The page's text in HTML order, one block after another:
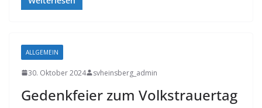
ALLGEMEIN
30. Oktober 2024 svheinsberg_admin
Gedenkfeier zum Volkstrauertag